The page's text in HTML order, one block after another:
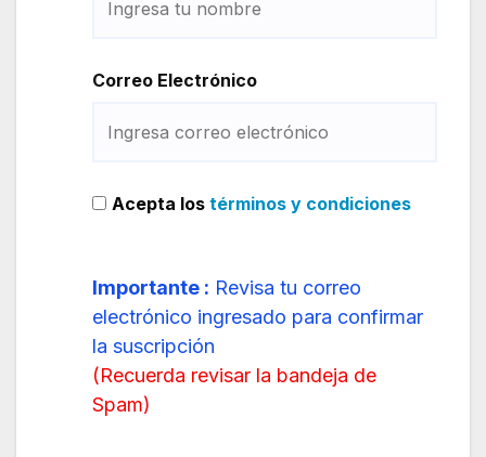
Correo Electrónico
Acepta los términos y condiciones
Importante : Revisa tu correo
electrónico ingresado para confirmar
la suscripción
(Recuerda revisar la bandeja de
Spam)